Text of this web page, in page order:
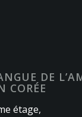
DE
CORÉE
étage,